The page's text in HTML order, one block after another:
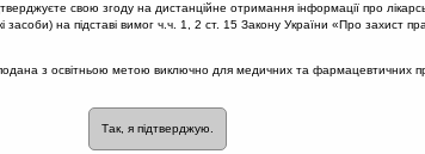
в чому різниця?
Іванович
свою згоду на дистанційне отримання інформації про
на підставі вимог ч.ч. 1, 2 ст. 15 Закону України «Про захист
з освітньою метою виключно для медичних та фармацевтичних
Так, я підтверджую.